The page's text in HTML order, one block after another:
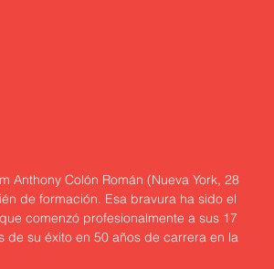
Anthony Colón Román (Nueva York, 28
de formación. Esa bravura ha sido el
comenzó profesionalmente a sus 17
su éxito en 50 años de carrera en la